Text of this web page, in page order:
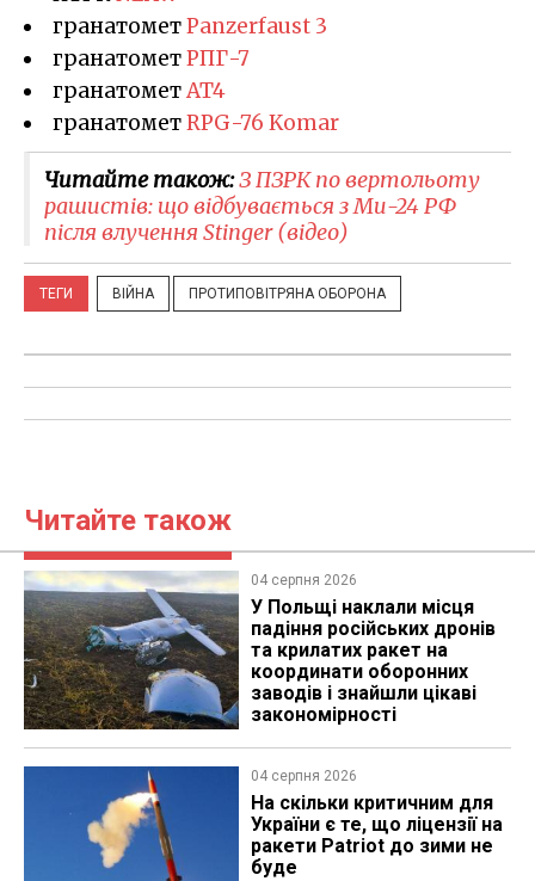
гранатометPanzerfaust 3
гранатометРПГ-7
гранатометAT4
гранатометRPG-76 Komar
Читайте також:З ПЗРК по вертольоту
рашистів: що відбувається з Ми-24 РФ
після влучення Stinger (відео)
ТЕГИ ВІЙНА ПРОТИПОВІТРЯНА ОБОРОНА
Читайте також
04 серпня 2026
У Польщі наклали місця
падіння російських дронів
та крилатих ракет на
координати оборонних
заводів і знайшли цікаві
закономірності
04 серпня 2026
На скільки критичним для
України є те, що ліцензії на
ракети Patriot до зими не
буде